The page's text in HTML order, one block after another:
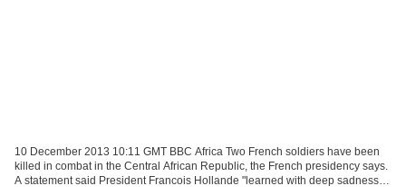
10 December 2013 10:11 GMT BBC Africa Two French soldiers have been
killed in combat in the Central African Republic, the French presidency says.
A statement said President Francois Hollande "learned with deep sadness"